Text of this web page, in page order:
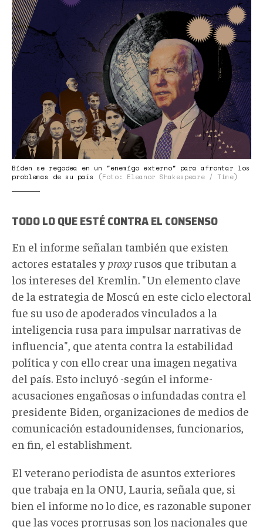
Joe-
Biden-
Foreign-
Policy.jpg
Biden se regodea en un "enemigo externo" para afrontar los
problemas de su país
(Foto: Eleanor Shakespeare / Time)
TODO LO QUE ESTÉ CONTRA EL CONSENSO
En el informe señalan también que existen
actores estatales y proxyrusos que tributan a
los intereses del Kremlin. "Un elemento clave
de la estrategia de Moscú en este ciclo electoral
fue su uso de apoderados vinculados a la
inteligencia rusa para impulsar narrativas de
influencia", que atenta contra la estabilidad
política y con ello crear una imagen negativa
del país. Esto incluyó -según el informe-
acusaciones engañosas o infundadas contra el
presidente Biden, organizaciones de medios de
comunicación estadounidenses, funcionarios,
en fin, el establishment.
El veterano periodista de asuntos exteriores
que trabaja en la ONU, Lauria, señala que, si
bien el informe no lo dice, es razonable suponer
que las voces prorrusas son los nacionales que